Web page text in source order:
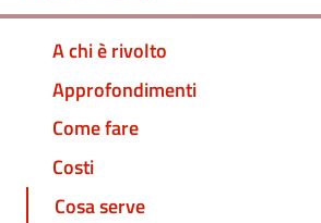
A chi è rivolto
Approfondimenti
Come fare
Costi
Cosa serve